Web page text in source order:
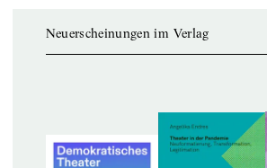
Neuerscheinungen im Verlag